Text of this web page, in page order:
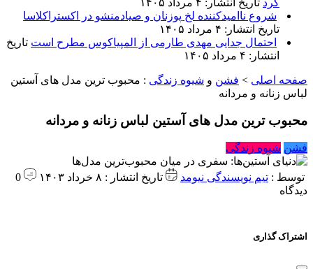
کرد تاریخ انتشار: ۴ مرداد ۱۴۰۵
شروع ناامیدکننده لخ پوزنان و صیادمنشو در اکستراکلاسا
تاریخ انتشار: ۴ مرداد ۱۴۰۵
احتمال جدایی مهدی طارمی از المپیاکوس مطرح است تاریخ
انتشار: ۴ مرداد ۱۴۰۵
صفحه اصلی > فشن و شیوه زندگی : محبوب ترین مدل های آستین
لباس زنانه و مردانه
محبوب ترین مدل های آستین لباس زنانه و مردانه
فشن شیوه زندگی
توسط : تیم نویسندگی نیومد تاریخ انتشار : ۸ خرداد ۱۴۰۳
0
دیدگاه
اشتراک گذاری